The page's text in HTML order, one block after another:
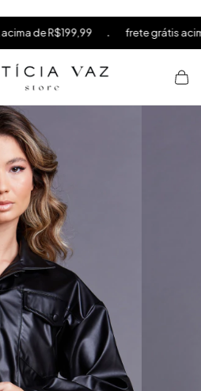
R$199,99 . frete grátis acima de